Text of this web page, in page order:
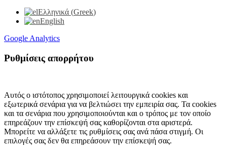
Ελληνικά (Greek)
English
Google Analytics
Ρυθμίσεις απορρήτου
Αυτός ο ιστότοπος χρησιμοποιεί λειτουργικά cookies και
εξωτερικά σενάρια για να βελτιώσει την εμπειρία σας. Τα cookies
και τα σενάρια που χρησιμοποιούνται και ο τρόπος με τον οποίο
επηρεάζουν την επίσκεψή σας καθορίζονται στα αριστερά.
Μπορείτε να αλλάξετε τις ρυθμίσεις σας ανά πάσα στιγμή. Οι
επιλογές σας δεν θα επηρεάσουν την επίσκεψή σας.